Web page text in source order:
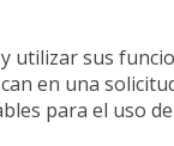
sus
en una
para el uso